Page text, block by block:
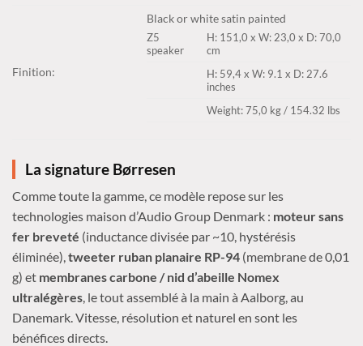
Finition:
Black or white satin painted
Z5
speaker
H: 151,0 x W: 23,0 x D: 70,0
cm
H: 59,4 x W: 9.1 x D: 27.6
inches
Weight: 75,0 kg / 154.32 lbs
La signature Børresen
Comme toute la gamme, ce modèle repose sur les
technologies maison d’Audio Group Denmark : moteur sans
fer breveté (inductance divisée par ~10, hystérésis
éliminée),tweeter ruban planaire RP-94 (membrane de 0,01
g) et membranes carbone / nid d’abeille Nomex
ultralégères, le tout assemblé à la main à Aalborg, au
Danemark. Vitesse, résolution et naturel en sont les
bénéfices directs.